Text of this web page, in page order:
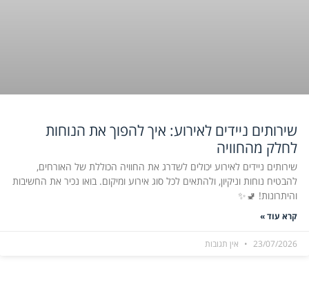
שירותים ניידים לאירוע: איך להפוך את הנוחות
לחלק מהחוויה
שירותים ניידים לאירוע יכולים לשדרג את החוויה הכוללת של האורחים,
להבטיח נוחות וניקיון, ולהתאים לכל סוג אירוע ומיקום. בואו נכיר את החשיבות
והיתרונות! 🚽✨
קרא עוד »
23/07/2026 אין תגובות